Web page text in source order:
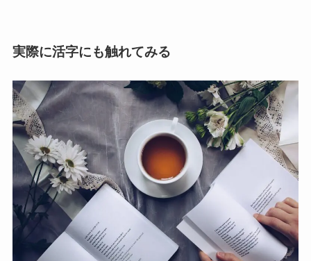
実際に活字にも触れてみる